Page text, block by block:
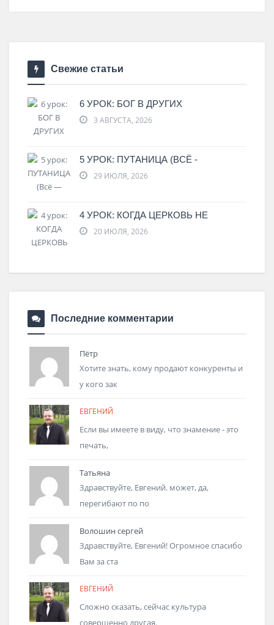
Свежие статьи
6 УРОК: БОГ В ДРУГИХ
3 АВГУСТА, 2026
5 УРОК: ПУТАНИЦА (ВСЁ -
29 ИЮЛЯ, 2026
4 УРОК: КОГДА ЦЕРКОВЬ НЕ
20 ИЮЛЯ, 2026
Последние комментарии
Пётр
Хотите знать, кому продают конкуренты и
у кого зак
ЕВГЕНИЙ
Если вы имеете в виду, что знамение - это
печать,
Татьяна
Здравствуйте, Евгений. может, да,
перегибают по по
Волошин сергей
Здравствуйте, Евгений! Огромное спасибо
Вам за ста
ЕВГЕНИЙ
Сложно сказать, сейчас культура
совершенно другая.